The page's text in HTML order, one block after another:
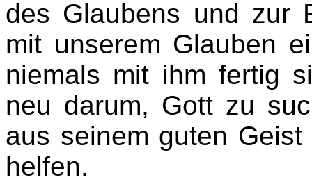
des Glaubens und zur
mit unserem Glauben
niemals mit ihm fertig
neu darum, Gott zu
aus seinem guten
helfen.